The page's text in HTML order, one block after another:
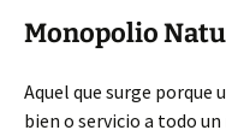
Monopolio
Aquel que surge porque
bien o servicio a todo